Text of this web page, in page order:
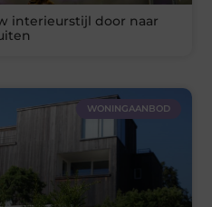
interieurstijl door naar
WONINGAANBOD